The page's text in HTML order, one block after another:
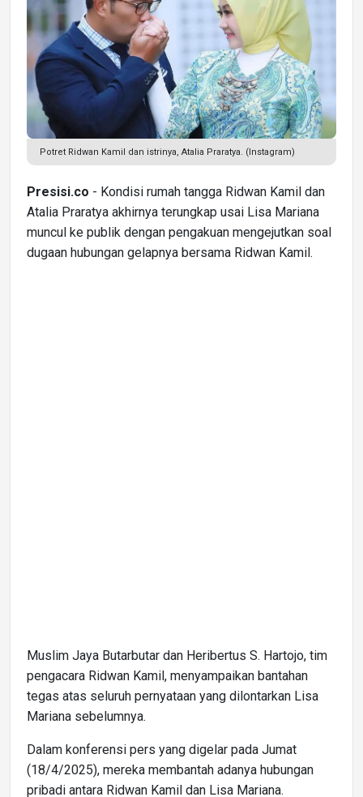
Potret Ridwan Kamil dan istrinya, Atalia Praratya. (Instagram)
Presisi.co - Kondisi rumah tangga Ridwan Kamil dan
Atalia Praratya akhirnya terungkap usai Lisa Mariana
muncul ke publik dengan pengakuan mengejutkan soal
dugaan hubungan gelapnya bersama Ridwan Kamil.
Muslim Jaya Butarbutar dan Heribertus S. Hartojo, tim
pengacara Ridwan Kamil, menyampaikan bantahan
tegas atas seluruh pernyataan yang dilontarkan Lisa
Mariana sebelumnya.
Dalam konferensi pers yang digelar pada Jumat
(18/4/2025), mereka membantah adanya hubungan
pribadi antara Ridwan Kamil dan Lisa Mariana.